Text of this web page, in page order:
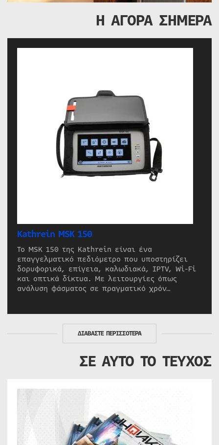
Η ΑΓΟΡΑ ΣΗΜΕΡΑ
Kathrein MSK 150
Το MSK 150 της Kathrein είναι ένα
επαγγελματικό πεδιόμετρο που υποστηρίζει
δορυφορικά, επίγεια, καλωδιακά, IPTV, Wi-Fi
και οπτικά δίκτυα. Με λειτουργίες όπως
ανάλυση φάσματος σε πραγματικό χρόν…
ΔΙΑΒΑΣΤΕ ΠΕΡΙΣΣΟΤΕΡΑ
ΣΕ ΑΥΤΟ ΤΟ ΤΕΥΧΟΣ